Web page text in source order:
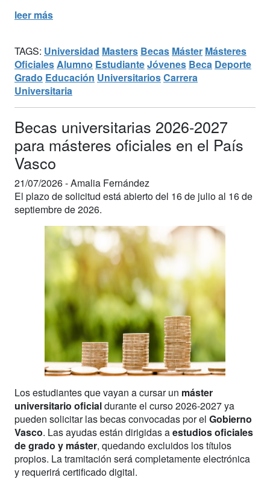
leer más
TAGS: Universidad Masters Becas Máster Másteres
OficialesAlumno EstudianteJóvenes Beca Deporte
Grado Educación UniversitariosCarrera
Universitaria
Becas universitarias 2026-2027
para másteres oficiales en el País
Vasco
21/07/2026 -Amalia Fernández
El plazo de solicitud está abierto del 16 de julio al 16 de
septiembre de 2026.
Los estudiantes que vayan a cursar un máster
universitario oficialdurante el curso 2026-2027 ya
pueden solicitar las becas convocadas por el Gobierno
Vasco. Las ayudas están dirigidas aestudios oficiales
de grado y máster, quedando excluidos los títulos
propios. La tramitación será completamente electrónica
y requerirá certificado digital.